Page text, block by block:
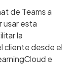
de Teams a
usar esta
la
cliente desde el
e